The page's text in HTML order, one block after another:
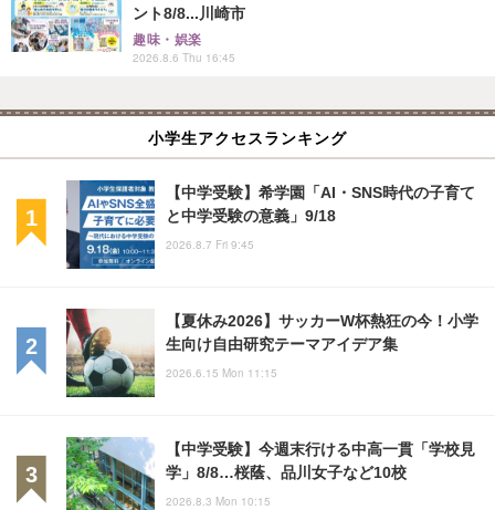
ント8/8...川崎市
趣味・娯楽
2026.8.6 Thu 16:45
小学生アクセスランキング
【中学受験】希学園「AI・SNS時代の子育て
と中学受験の意義」9/18
2026.8.7 Fri 9:45
【夏休み2026】サッカーW杯熱狂の今！小学
生向け自由研究テーマアイデア集
2026.6.15 Mon 11:15
【中学受験】今週末行ける中高一貫「学校見
学」8/8…桜蔭、品川女子など10校
2026.8.3 Mon 10:15